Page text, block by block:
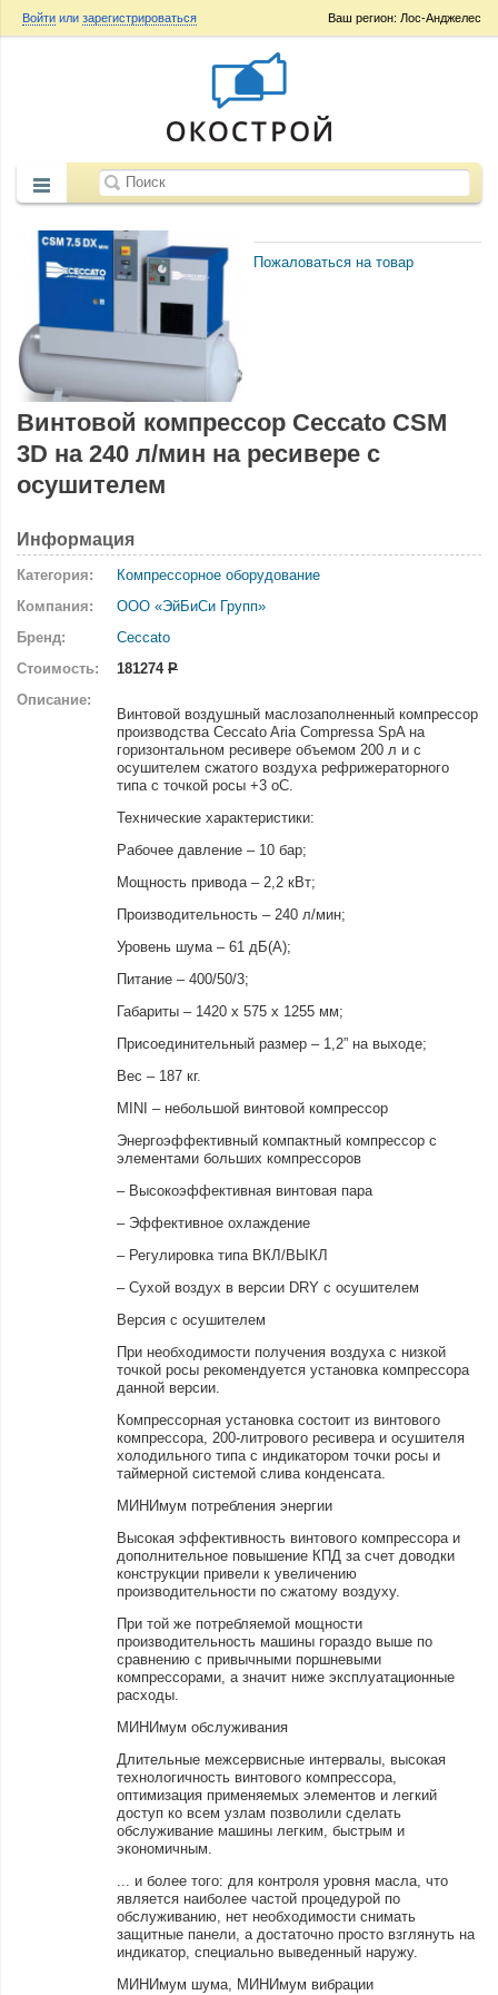
Ваш регион: Лос-Анджелес
Войти или зарегистрироваться
Пожаловаться на товар
Винтовой компрессор Ceccato CSM
3D на 240 л/мин на ресивере с
осушителем
Информация
Категория:
Компрессорное оборудование
Компания:
ООО «ЭйБиСи Групп»
Бренд:
Ceccato
Стоимость:
181274 Р
Описание:
Винтовой воздушный маслозаполненный компрессор
производства Ceccato Aria Compressa SpA на
горизонтальном ресивере объемом 200 л и с
осушителем сжатого воздуха рефрижераторного
типа с точкой росы +3 оС.
Технические характеристики:
Рабочее давление – 10 бар;
Мощность привода – 2,2 кВт;
Производительность – 240 л/мин;
Уровень шума – 61 дБ(А);
Питание – 400/50/3;
Габариты – 1420 х 575 х 1255 мм;
Присоединительный размер – 1,2” на выходе;
Вес – 187 кг.
MINI – небольшой винтовой компрессор
Энергоэффективный компактный компрессор с
элементами больших компрессоров
– Высокоэффективная винтовая пара
– Эффективное охлаждение
– Регулировка типа ВКЛ/ВЫКЛ
– Сухой воздух в версии DRY с осушителем
Версия с осушителем
При необходимости получения воздуха с низкой
точкой росы рекомендуется установка компрессора
данной версии.
Компрессорная установка состоит из винтового
компрессора, 200-литрового ресивера и осушителя
холодильного типа с индикатором точки росы и
таймерной системой слива конденсата.
МИНИмум потребления энергии
Высокая эффективность винтового компрессора и
дополнительное повышение КПД за счет доводки
конструкции привели к увеличению
производительности по сжатому воздуху.
При той же потребляемой мощности
производительность машины гораздо выше по
сравнению с привычными поршневыми
компрессорами, а значит ниже эксплуатационные
расходы.
МИНИмум обслуживания
Длительные межсервисные интервалы, высокая
технологичность винтового компрессора,
оптимизация применяемых элементов и легкий
доступ ко всем узлам позволили сделать
обслуживание машины легким, быстрым и
экономичным.
... и более того: для контроля уровня масла, что
является наиболее частой процедурой по
обслуживанию, нет необходимости снимать
защитные панели, а достаточно просто взглянуть на
индикатор, специально выведенный наружу.
МИНИмум шума, МИНИмум вибрации